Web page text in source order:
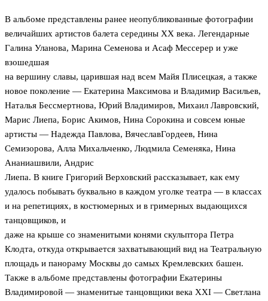
В альбоме представлены ранее неопубликованные фотографии
величайших артистов балета середины XX века. Легендарные
Галина Уланова, Марина Семенова и Асаф Мессерер и уже
взошедшая
на вершину славы, царившая над всем Майя Плисецкая, а также
новое поколение — Екатерина Максимова и Владимир Васильев,
Наталья Бессмертнова, Юрий Владимиров, Михаил Лавровский,
Марис Лиепа, Борис Акимов, Нина Сорокина и совсем юные
артисты — Надежда Павлова, ВячеславГордеев, Нина
Семизорова, Алла Михальченко, Людмила Семеняка, Нина
Ананиашвили, Андрис
Лиепа. В книге Григорий Верховский рассказывает, как ему
удалось побывать буквально в каждом уголке театра — в классах
и на репетициях, в костюмерных и в гримерных выдающихся
танцовщиков, и
даже на крыше со знаменитыми конями скульптора Петра
Клодта, откуда открывается захватывающий вид на Театральную
площадь и панораму Москвы до самых Кремлевских башен.
Также в альбоме представлены фотографии Екатерины
Владимировой — знаменитые танцовщики века XXI — Светлана